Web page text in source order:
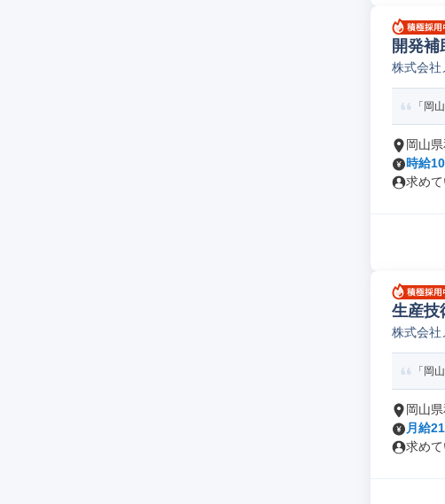
開発
株式会社
「岡
岡山
時給
求め
生産技
株式会社
「岡
岡山
月給
求め